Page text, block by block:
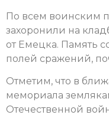
По всем воинским
захоронили на
от Емецка. Память
полей сражений,
Отметим, что в
мемориала
Отечественной